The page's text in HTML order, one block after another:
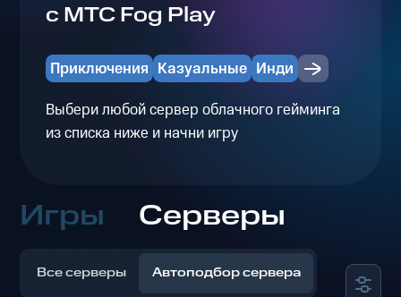
с МТС Fog Play
Приключения Казуальные Инди
Выбери любой сервер облачного гейминга
из списка ниже и начни игру
Игры Серверы
Все серверы Автоподбор сервера